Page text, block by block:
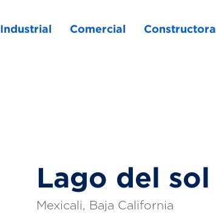
Industrial Comercial Constructora
Lago del sol
Mexicali, Baja California